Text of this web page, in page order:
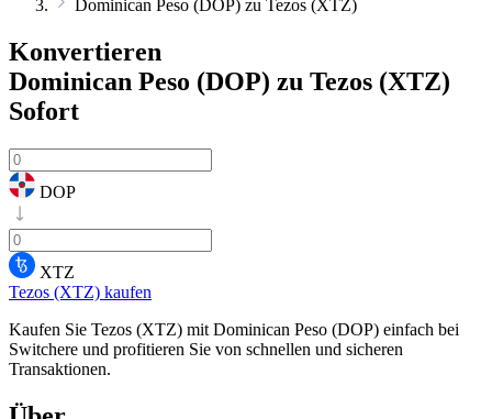
Dominican Peso (DOP) zu Tezos (XTZ)
Konvertieren
Dominican Peso (DOP) zu Tezos (XTZ)
Sofort
DOP
XTZ
Tezos (XTZ) kaufen
Kaufen Sie Tezos (XTZ) mit Dominican Peso (DOP) einfach bei
Switchere und profitieren Sie von schnellen und sicheren
Transaktionen.